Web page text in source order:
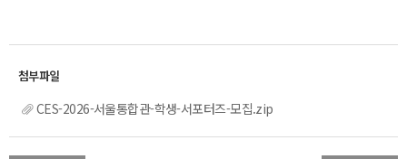
CES-2026-서울통합관-학생-서포터즈-모집.zip